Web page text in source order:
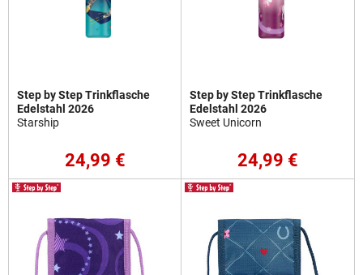
Step by Step Trinkflasche
Edelstahl 2026
Starship
24,99 €
Step by Step Trinkflasche
Edelstahl 2026
Sweet Unicorn
24,99 €